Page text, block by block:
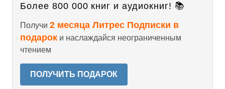
Более 800 000 книг и аудиокниг! 📚
Получи 2 месяца Литрес Подписки в
подарок и наслаждайся неограниченным
чтением
ПОЛУЧИТЬ ПОДАРОК